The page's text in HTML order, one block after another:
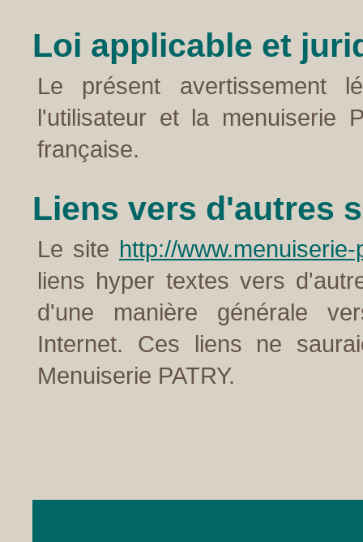
Loi applicable et
Le présent avertissement
l'utilisateur et la menuiserie
française.
Liens vers d'autres
Le site http://
liens hyper textes vers
d'une manière générale
Internet. Ces liens ne
Menuiserie PATRY.